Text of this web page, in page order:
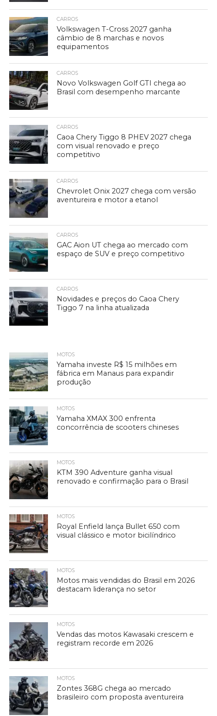
CARROS
Volkswagen T-Cross 2027 ganha
câmbio de 8 marchas e novos
equipamentos
CARROS
Novo Volkswagen Golf GTI chega ao
Brasil com desempenho marcante
CARROS
Caoa Chery Tiggo 8 PHEV 2027 chega
com visual renovado e preço
competitivo
CARROS
Chevrolet Onix 2027 chega com versão
aventureira e motor a etanol
CARROS
GAC Aion UT chega ao mercado com
espaço de SUV e preço competitivo
CARROS
Novidades e preços do Caoa Chery
Tiggo 7 na linha atualizada
MOTOS
Yamaha investe R$ 15 milhões em
fábrica em Manaus para expandir
produção
MOTOS
Yamaha XMAX 300 enfrenta
concorrência de scooters chineses
MOTOS
KTM 390 Adventure ganha visual
renovado e confirmação para o Brasil
MOTOS
Royal Enfield lança Bullet 650 com
visual clássico e motor bicilíndrico
MOTOS
Motos mais vendidas do Brasil em 2026
destacam liderança no setor
MOTOS
Vendas das motos Kawasaki crescem e
registram recorde em 2026
MOTOS
Zontes 368G chega ao mercado
brasileiro com proposta aventureira